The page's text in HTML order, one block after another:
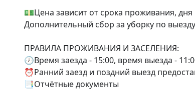
💵Цена зависит от срока проживания,
Дополнительный сбор за уборку по
ПРАВИЛА ПРОЖИВАНИЯ И ЗАСЕЛЕНИЯ:
🕖Время заезда - 15:00, время выезда -
⏰Ранний заезд и поздний выезд
📑Отчётные документы